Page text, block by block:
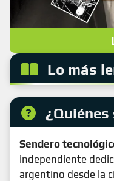
Lo más
¿Quiénes
Sendero
independiente
argentino desde la